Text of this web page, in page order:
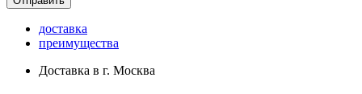
доставка
преимущества
Доставка в г. Москва